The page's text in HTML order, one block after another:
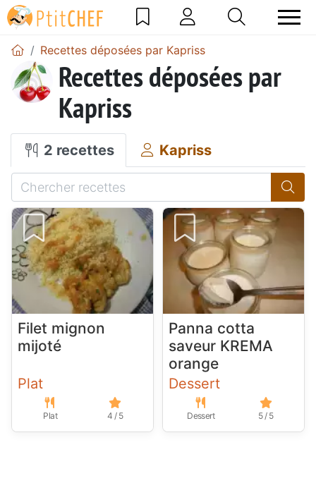
Recettes déposées par Kapriss
Recettes déposées par
Kapriss
2 recettes Kapriss
Filet mignon
mijoté
Plat
Plat 4 / 5
Panna cotta
saveur KREMA
orange
Dessert
Dessert 5 / 5